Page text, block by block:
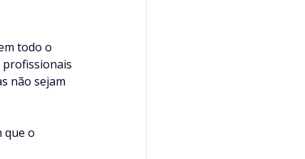
todo o
profissionais
não sejam
que o